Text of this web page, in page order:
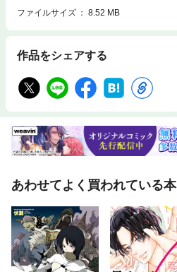
ファイルサイズ
8.52 MB
作品をシェアする
あわせてよく買われている本